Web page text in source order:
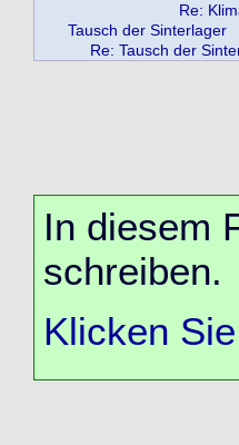
Re:
Tausch der Sinterlager
Re: Tausch der
In diesem
schreiben.
Klicken